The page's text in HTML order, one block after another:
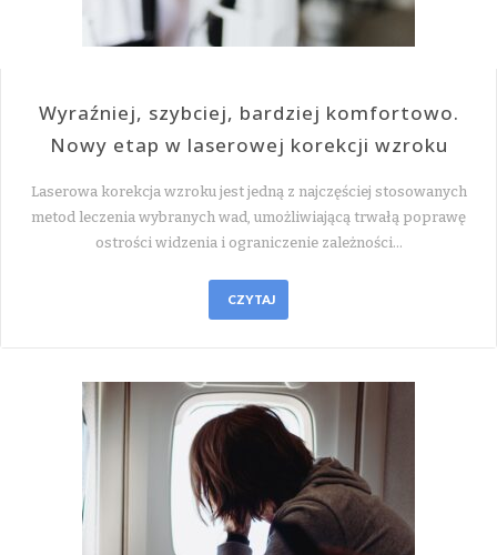
Wyraźniej, szybciej, bardziej komfortowo.
Nowy etap w laserowej korekcji wzroku
Laserowa korekcja wzroku jest jedną z najczęściej stosowanych
metod leczenia wybranych wad, umożliwiającą trwałą poprawę
ostrości widzenia i ograniczenie zależności…
CZYTAJ